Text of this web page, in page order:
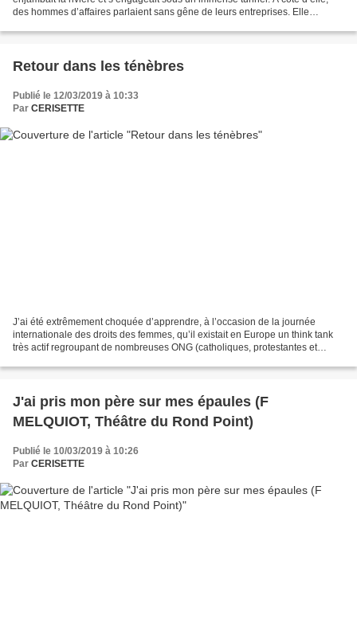
des hommes d’affaires parlaient sans gêne de leurs entreprises. Elle
Retour dans les ténèbres
Publié le 12/03/2019 à 10:33
Par CERISETTE
J’ai été extrêmement choquée d’apprendre, à l’occasion de la journée
internationale des droits des femmes, qu’il existait en Europe un think tank
très actif regroupant de nombreuses ONG (catholiques, protestantes et
J'ai pris mon père sur mes épaules (F
MELQUIOT, Théâtre du Rond Point)
Publié le 10/03/2019 à 10:26
Par CERISETTE